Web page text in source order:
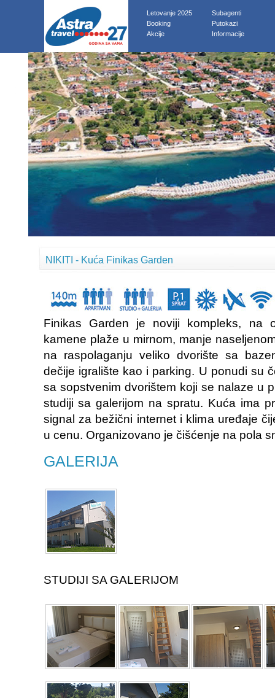
Letovanje 2025
Booking
Akcije
Subagenti
Putokazi
Informacije
NIKITI - Kuća Finikas Garden
Finikas Garden je noviji kompleks, na
kamene plaže u mirnom, manje
na raspolaganju veliko dvorište sa
dečije igralište kao i parking. U ponudi su
sa sopstvenim dvorištem koji se nalaze u
studiji sa galerijom na spratu. Kuća ima
signal za bežični internet i klima uređaje
u cenu. Organizovano je čišćenje na pola
GALERIJA
STUDIJI SA GALERIJOM